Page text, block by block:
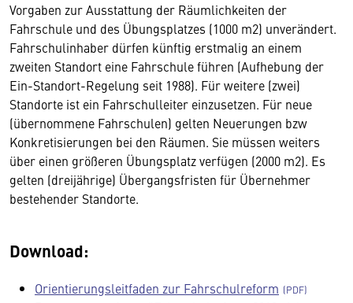
Vorgaben zur Ausstattung der Räumlichkeiten der
Fahrschule und des Übungsplatzes (1000 m2) unverändert.
Fahrschulinhaber dürfen künftig erstmalig an einem
zweiten Standort eine Fahrschule führen (Aufhebung der
Ein-Standort-Regelung seit 1988). Für weitere (zwei)
Standorte ist ein Fahrschulleiter einzusetzen. Für neue
(übernommene Fahrschulen) gelten Neuerungen bzw
Konkretisierungen bei den Räumen. Sie müssen weiters
über einen größeren Übungsplatz verfügen (2000 m2). Es
gelten (dreijährige) Übergangsfristen für Übernehmer
bestehender Standorte.
Download:
Orientierungsleitfaden zur Fahrschulreform